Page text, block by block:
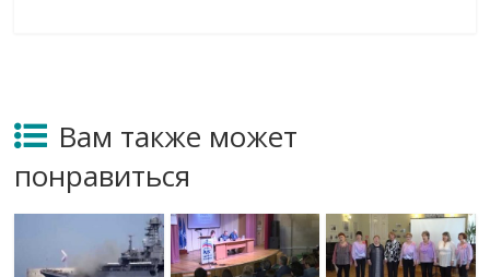
Вам также может
понравиться